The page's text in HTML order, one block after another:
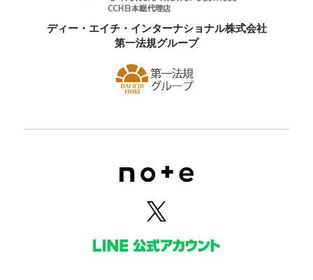
ディー・エイチ・インターナショナル株式会社
第一法規グループ